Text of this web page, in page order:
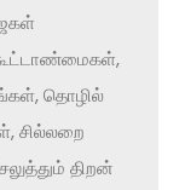
தொழில்
சில்லறை
திறன்